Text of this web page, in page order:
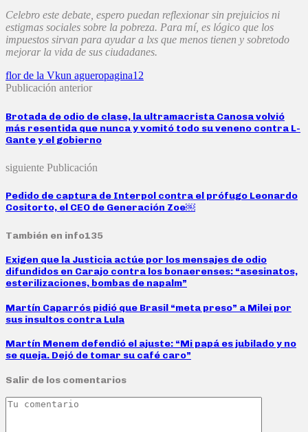
Celebro este debate, espero puedan reflexionar sin prejuicios ni
estigmas sociales sobre la pobreza. Para mí, es lógico que los
impuestos sirvan para ayudar a lxs que menos tienen y sobretodo
mejorar la vida de sus ciudadanes.
flor de la Vkun agueropagina12
Publicación anterior
Brotada de odio de clase, la ultramacrista Canosa volvió
más resentida que nunca y vomitó todo su veneno contra L-
Gante y el gobierno
siguiente Publicación
Pedido de captura de Interpol contra el prófugo Leonardo
Cositorto, el CEO de Generación Zoe￼
También en info135
Exigen que la Justicia actúe por los mensajes de odio
difundidos en Carajo contra los bonaerenses: “asesinatos,
esterilizaciones, bombas de napalm”
Martín Caparrós pidió que Brasil “meta preso” a Milei por
sus insultos contra Lula
Martín Menem defendió el ajuste: “Mi papá es jubilado y no
se queja. Dejó de tomar su café caro”
Salir de los comentarios